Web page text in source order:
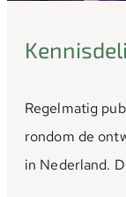
Regelmatig
rondom de
in Nederland.